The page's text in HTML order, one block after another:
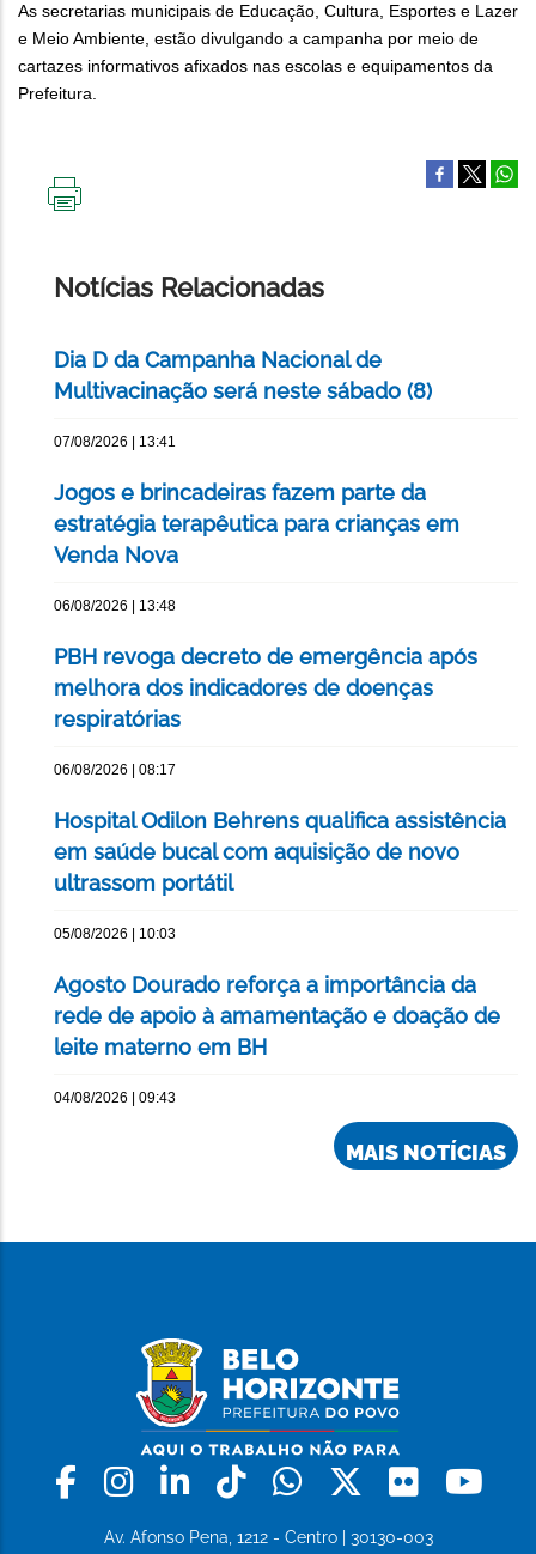
As secretarias municipais de Educação, Cultura, Esportes e Lazer
e Meio Ambiente, estão divulgando a campanha por meio de
cartazes informativos afixados nas escolas e equipamentos da
Prefeitura.
Notícias Relacionadas
Dia D da Campanha Nacional de
Multivacinação será neste sábado (8)
07/08/2026 | 13:41
Jogos e brincadeiras fazem parte da
estratégia terapêutica para crianças em
Venda Nova
06/08/2026 | 13:48
PBH revoga decreto de emergência após
melhora dos indicadores de doenças
respiratórias
06/08/2026 | 08:17
Hospital Odilon Behrens qualifica assistência
em saúde bucal com aquisição de novo
ultrassom portátil
05/08/2026 | 10:03
Agosto Dourado reforça a importância da
rede de apoio à amamentação e doação de
leite materno em BH
04/08/2026 | 09:43
MAIS NOTÍCIAS
Facebook
Instagram
LinkedinTiktokWhatsapp
X Flickr
Av. Afonso Pena, 1212 - Centro | 30130-003